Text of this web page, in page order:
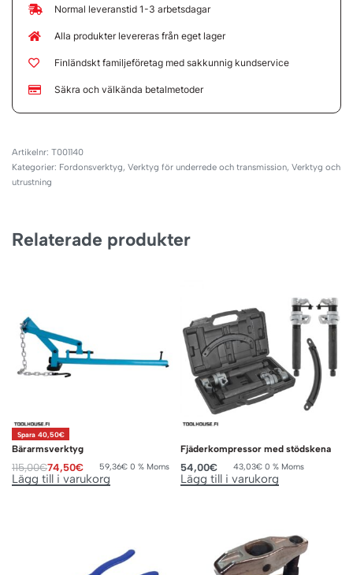
Normal leveranstid 1-3 arbetsdagar
Alla produkter levereras från eget lager
Finländskt familjeföretag med sakkunnig kundservice
Säkra och välkända betalmetoder
T001140
Kategorier: Fordonsverktyg, Verktyg för underrede och transmission, Verktyg och
utrustning
Relaterade produkter
Spara 40,50€
Bärarmsverktyg
115,00€74,50€ 59,36€ 0 % Moms
Lägg till i varukorg
Fjäderkompressor med stödskena
54,00€ 43,03€ 0 % Moms
Lägg till i varukorg